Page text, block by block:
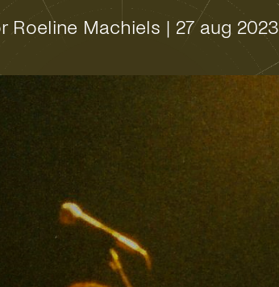
Roeline Machiels | 27 aug 2023